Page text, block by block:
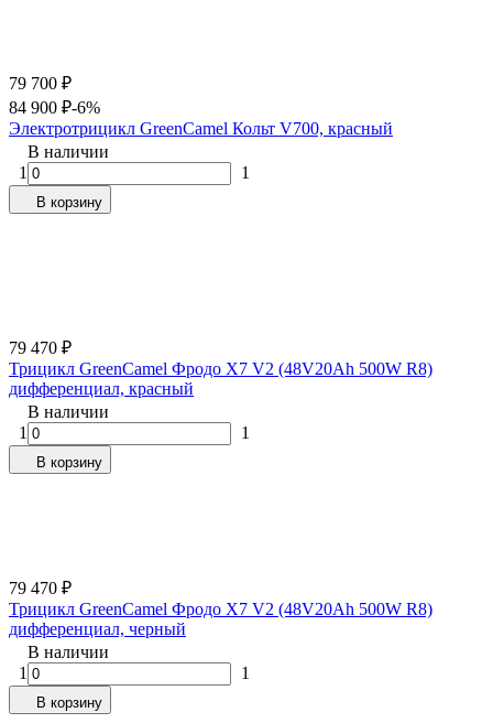
79 700 ₽
84 900 ₽-6%
Электротрицикл GreenCamel Кольт V700, красный
В наличии
1
1
В корзину
79 470 ₽
Трицикл GreenCamel Фродо X7 V2 (48V20Ah 500W R8)
дифференциал, красный
В наличии
1
1
В корзину
79 470 ₽
Трицикл GreenCamel Фродо X7 V2 (48V20Ah 500W R8)
дифференциал, черный
В наличии
1
1
В корзину